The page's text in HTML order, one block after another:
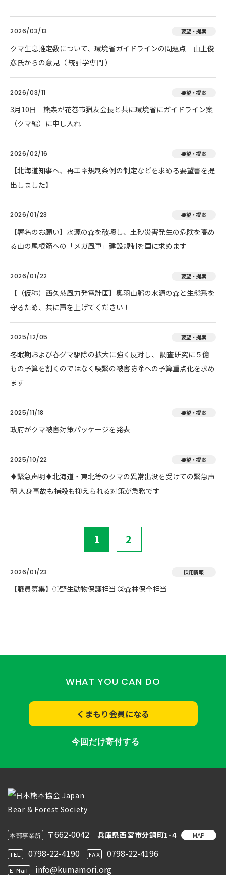
2026/03/13 要望・提案
クマ生息推定数について、環境省ガイドラインの問題点 山上俊
彦氏からの意見（ 統計学専門 ）
2026/03/11 要望・提案
3月10日 熊森が花巻市猟友会長と共に環境省にガイドライン案
（クマ編）に申し入れ
2026/02/16 要望・提案
【北海道知事へ、再エネ規制条例の制定などを求める要望書を提
出しました】
2026/01/23 要望・提案
【署名のお願い】水源の森を破壊し、土砂災害発生の危険を高め
る山の尾根筋への「メガ風車」建設規制を国に求めます
2026/01/22 要望・提案
【（仮称）西久慈風力発電計画】奥羽山脈の水源の森と生態系を
守るため、共に声を上げてください！
2025/12/05 要望・提案
冬眠期および春グマ駆除の拡大に強く反対し、 調査研究に５億
もの予算を割くのではなく喫緊の被害防除への予算重点化を求め
ます
2025/11/18 要望・提案
政府がクマ被害対策パッケージを発表
2025/10/22 要望・提案
♦️緊急声明♦️北海道・東北等のクマの異常出没を受けての緊急声
明 人身事故も捕殺も抑えられる対策が急務です
1 2
2026/01/23 採用情報
【職員募集】①野生動物保護担当 ②森林保全担当
WHAT YOU CAN DO
くまもり会員になる
今回だけ寄付する
本部事業所 〒662-0042 兵庫県西宮市分銅町1-4 MAP
TEL 0798-22-4190 FAX 0798-22-4196
E-Mail info@kumamori.org